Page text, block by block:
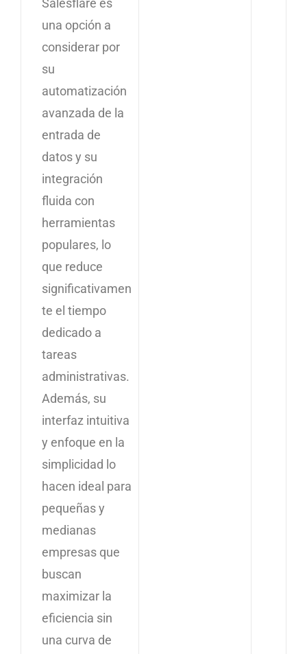
Salesflare es
una opción a
considerar por
su
automatización
avanzada de la
entrada de
datos y su
integración
fluida con
herramientas
populares, lo
que reduce
significativamen
te el tiempo
dedicado a
tareas
administrativas.
Además, su
interfaz intuitiva
y enfoque en la
simplicidad lo
hacen ideal para
pequeñas y
medianas
empresas que
buscan
maximizar la
eficiencia sin
una curva de